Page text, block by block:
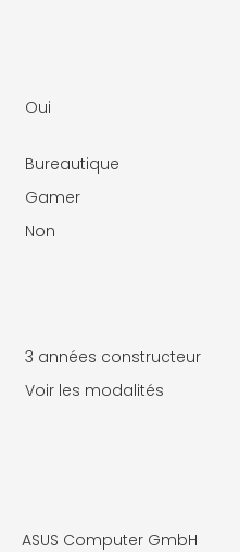
Oui
Bureautique
Gamer
Non
3 années constructeur
Voir les modalités
ASUS Computer GmbH